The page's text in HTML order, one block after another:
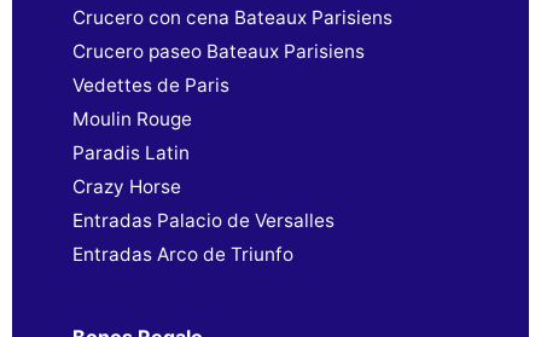
Crucero con cena Bateaux Parisiens
Crucero paseo Bateaux Parisiens
Vedettes de Paris
Moulin Rouge
Paradis Latin
Crazy Horse
Entradas Palacio de Versalles
Entradas Arco de Triunfo